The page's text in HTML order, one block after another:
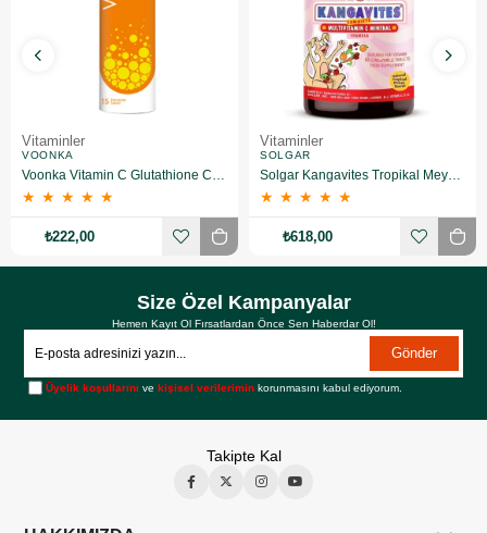
Vitaminler
VOONKA
★ ★ ★ ★ ★
₺222,00
Vitaminler
SOLGAR
★ ★ ★ ★ ★
₺618,00
Size Özel Kampanyalar
Hemen Kayıt Ol Fırsatlardan Önce Sen Haberdar Ol!
Gönder
Üyelik koşullarını vekişisel verilerimin korunmasını kabul ediyorum.
Takipte Kal